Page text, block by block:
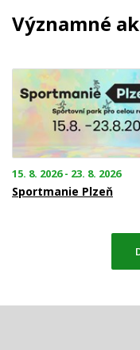
Významné
15. 8. 2026 - 23. 8. 2026
Sportmanie Plzeň